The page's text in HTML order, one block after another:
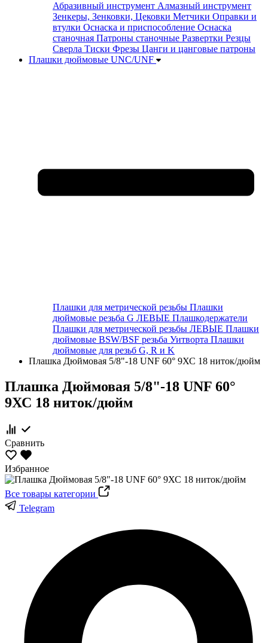
Абразивный инструмент Алмазный инструмент
Зенкеры, Зенковки, Цековки Метчики Оправки и
втулки Оснаска и приспособление Оснаска
станочная Патроны станочные Развертки Резцы
Сверла Тиски Фрезы Цанги и цанговые патроны
Плашки дюймовые UNC/UNF
Плашки для метрической резьбы Плашки
дюймовые резьба G ЛЕВЫЕ Плашкодержатели
Плашки для метрической резьбы ЛЕВЫЕ Плашки
дюймовые BSW/BSF резьба Уитворта Плашки
дюймовые для резьб G, R и K
Плашка Дюймовая 5/8"-18 UNF 60° 9ХС 18 ниток/дюйм
Плашка Дюймовая 5/8"-18 UNF 60°
9ХС 18 ниток/дюйм
Сравнить
Избранное
Все товары категории
Telegram